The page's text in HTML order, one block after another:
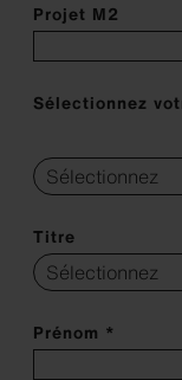
Projet M2
Sélectionnez
Titre
Prénom *